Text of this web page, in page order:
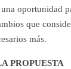
oportunidad
que
más.
PROPUESTA